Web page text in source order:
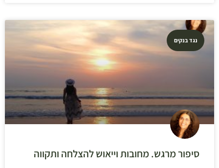
נגד בנקים
סיפור מרגש. מחובות וייאוש להצלחה ותקווה